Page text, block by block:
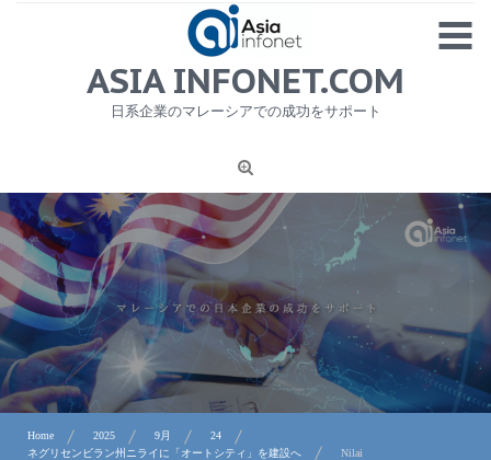
MENU
1
ニュース
労務サービス
プライバシーポリシー及び著作権について
お問合せ
ASIA INFONET.COM
日系企業のマレーシアでの成功をサポート
Home 2025 9月
24
ネグリセンビラン州ニライに「オートシティ」を建設へ
Nilai